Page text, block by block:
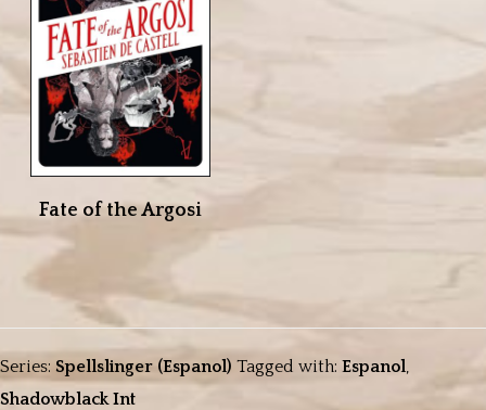
Fate of the Argosi
Series: Spellslinger (Espanol) Tagged with: Espanol,
Shadowblack Int